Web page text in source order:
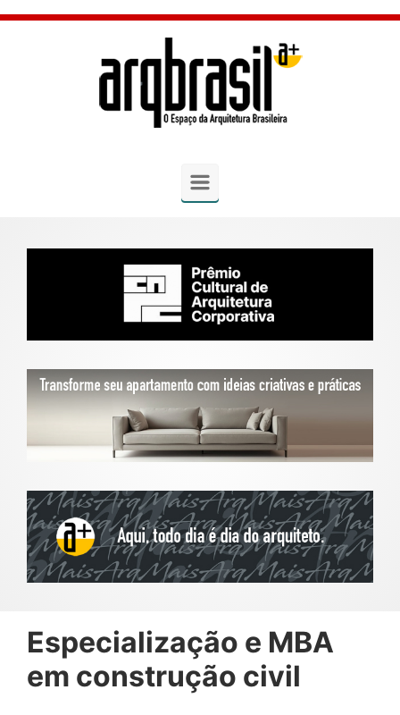
Skip to main content
Especialização e MBA
em construção civil